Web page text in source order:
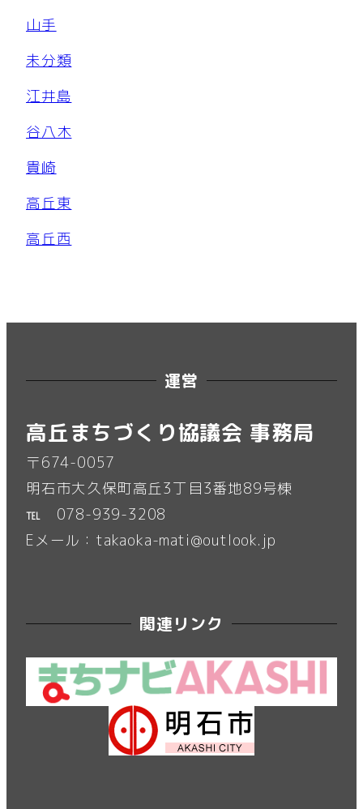
山手
未分類
江井島
谷八木
貴崎
高丘東
高丘西
運営
高丘まちづくり協議会 事務局
〒674-0057
明石市大久保町高丘3丁目3番地89号棟
℡ 078-939-3208
Eメール：takaoka-mati@outlook.jp
関連リンク